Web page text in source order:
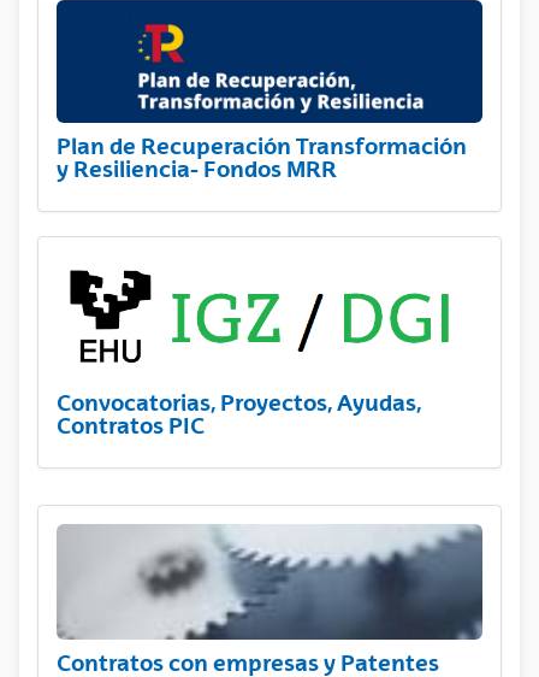
Plan de Recuperación Transformación
y Resiliencia- Fondos MRR
Convocatorias, Proyectos, Ayudas,
Contratos PIC
Contratos con empresas y Patentes